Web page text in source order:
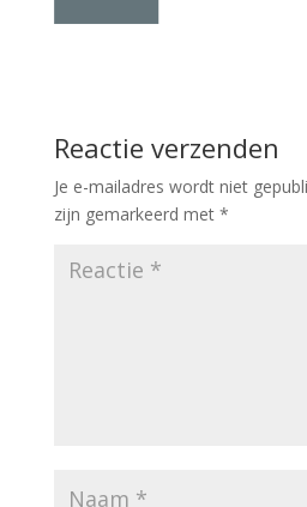
Reactie verzenden
Je e-mailadres wordt niet
zijn gemarkeerd met *